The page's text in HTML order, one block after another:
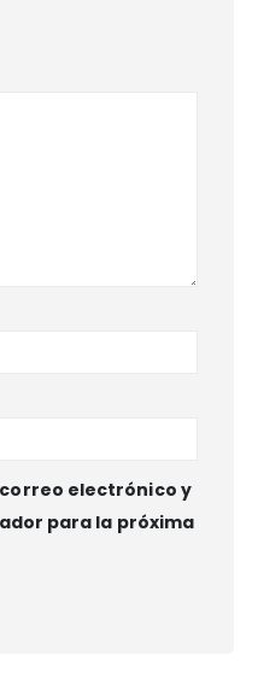
electrónico y
para la próxima